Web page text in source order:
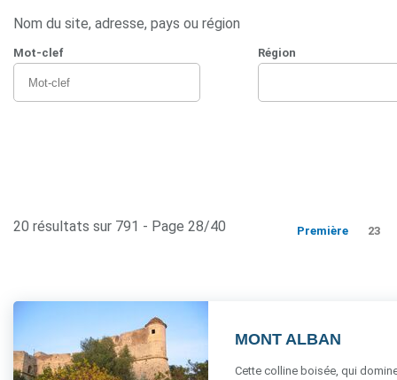
Nom du site, adresse, pays ou région
Mot-clef Région
20 résultats sur 791 - Page 28/40 Première 23
MONT ALBAN
Cette colline boisée, qui